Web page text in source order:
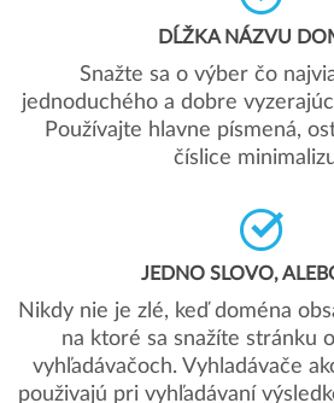
DĹŽKA NÁZVU
Snažte sa o výber čo
jednoduchého a dobre
Používajte hlavne písmená,
číslice
JEDNO SLOVO,
Nikdy nie je zlé, keď doména
na ktoré sa snažíte stránku
vyhľadávačoch. Vyhladávače
použivajú pri vyhľadávaní